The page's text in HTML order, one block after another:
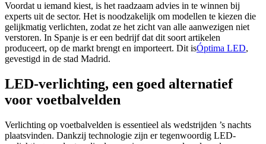
Voordat u iemand kiest, is het raadzaam advies in te winnen bij
experts uit de sector. Het is noodzakelijk om modellen te kiezen die
gelijkmatig verlichten, zodat ze het zicht van alle aanwezigen niet
verstoren. In Spanje is er een bedrijf dat dit soort artikelen
produceert, op de markt brengt en importeert. Dit isÓptima LED,
gevestigd in de stad Madrid.
LED-verlichting, een goed alternatief
voor voetbalvelden
Verlichting op voetbalvelden is essentieel als wedstrijden ’s nachts
plaatsvinden. Dankzij technologie zijn er tegenwoordig LED-